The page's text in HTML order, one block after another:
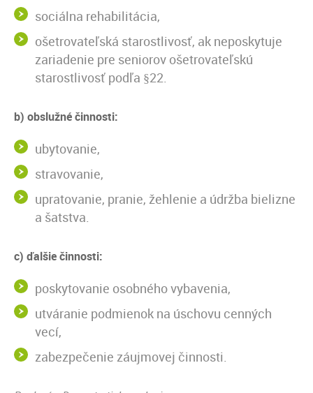
sociálna rehabilitácia,
ošetrovateľská starostlivosť, ak neposkytuje
zariadenie pre seniorov ošetrovateľskú
starostlivosť podľa §22.
b) obslužné činnosti:
ubytovanie,
stravovanie,
upratovanie, pranie, žehlenie a údržba bielizne
a šatstva.
c) ďalšie činnosti:
poskytovanie osobného vybavenia,
utváranie podmienok na úschovu cenných
vecí,
zabezpečenie záujmovej činnosti.